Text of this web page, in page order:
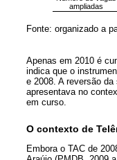
ampliadas
Fonte: organizado a
Apenas em 2010 é
indica que o
e 2008. A reversão
apresentava no
em curso.
O contexto de
Embora o TAC de